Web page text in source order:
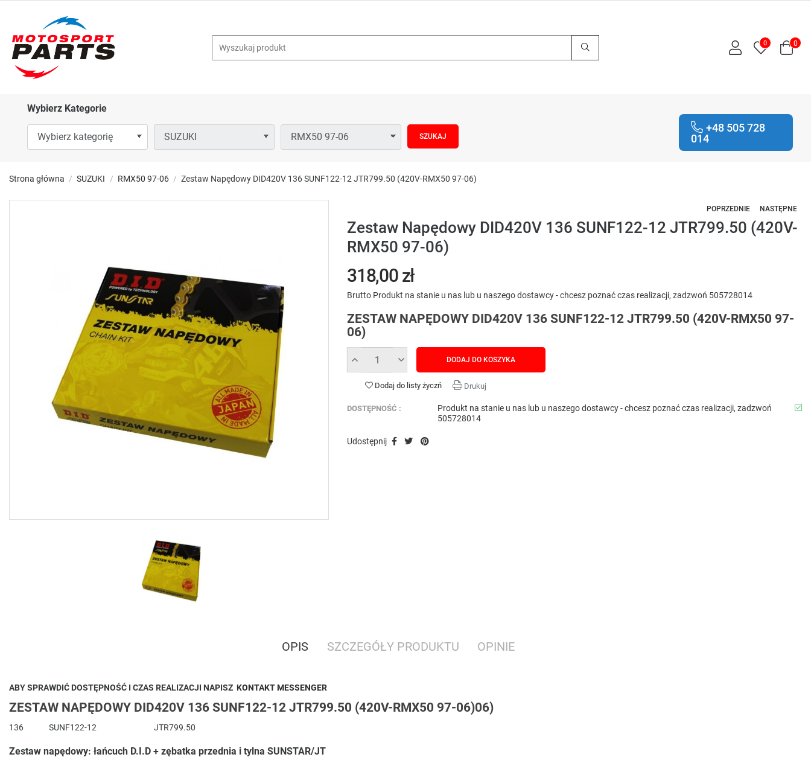
0 0
Wybierz Kategorie
+48 505 728
014
Strona główna SUZUKI RMX50 97-06 Zestaw Napędowy DID420V 136 SUNF122-12 JTR799.50 (420V-RMX50 97-06)
POPRZEDNIE NASTĘPNE
Zestaw Napędowy DID420V 136 SUNF122-12 JTR799.50 (420V-
RMX50 97-06)
318,00 zł
Brutto Produkt na stanie u nas lub u naszego dostawcy - chcesz poznać czas realizacji, zadzwoń 505728014
ZESTAW NAPĘDOWY DID420V 136 SUNF122-12 JTR799.50 (420V-RMX50 97-
06)
DODAJ DO KOSZYKA
Dodaj do listy życzń Drukuj
DOSTĘPNOŚĆ :
Produkt na stanie u nas lub u naszego dostawcy - chcesz poznać czas realizacji, zadzwoń
505728014
Udostępnij
OPIS SZCZEGÓŁY PRODUKTU OPINIE
ABY SPRAWDIĆ DOSTĘPNOŚĆ I CZAS REALIZACJI NAPISZ KONTAKT MESSENGER
ZESTAW NAPĘDOWY DID420V 136 SUNF122-12 JTR799.50 (420V-RMX50 97-06)06)
136 SUNF122-12 JTR799.50
Zestaw napędowy: łańcuch D.I.D + zębatka przednia i tylna SUNSTAR/JT